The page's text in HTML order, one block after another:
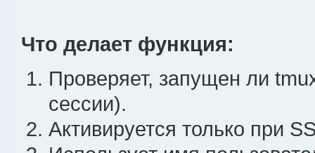
unbind '"'
unbind x
unbind C-o
unbind k
unbind j
unbind h
tmux new-session -s
fi
fi
TMUX_CONNECTION
Что делает функция:
Проверяет, запущен ли
сессии).
Активируется только при